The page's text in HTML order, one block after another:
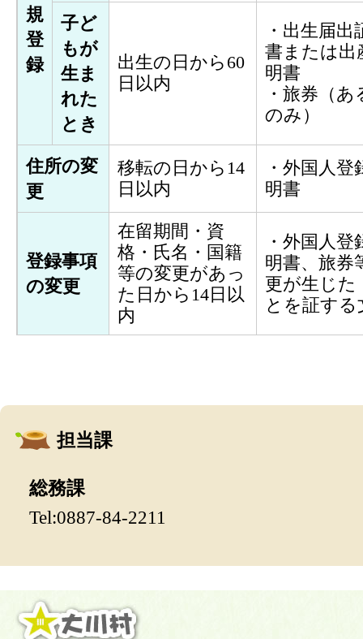
規
登
録
子ど
もが
生ま
れた
とき
出生の日から60
日以内
・出生届出
書または出
明書
・旅券（あ
のみ）
住所の変
更
移転の日から14
日以内
・外国人登
明書
登録事項
の変更
在留期間・資
格・氏名・国籍
等の変更があっ
た日から14日以
内
・外国人登
明書、旅券
更が生じ
とを証する
担当課
総務課
Tel:0887-84-2211